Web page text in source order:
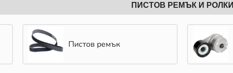
ПИСТОВ РЕМЪК И РОЛКИ
Пистов ремък